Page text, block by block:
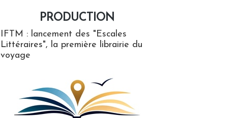
PRODUCTION
IFTM : lancement des "Escales
Littéraires", la première librairie du
voyage